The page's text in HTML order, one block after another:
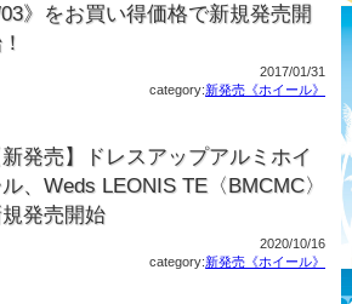
》をお買い得価格で新規発売開
2017/01/31
category:新発売《ホイール》
新発売】ドレスアップアルミホイ
、Weds LEONIS TE〈BMCMC〉
発売開始
2020/10/16
category:新発売《ホイール》